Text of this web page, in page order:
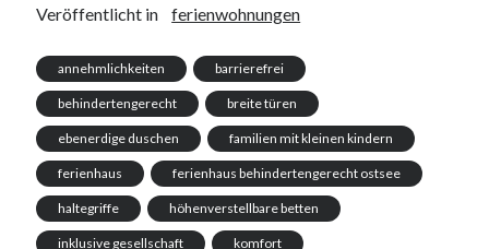
Veröffentlicht in ferienwohnungen
annehmlichkeiten barrierefrei
behindertengerecht breite türen
ebenerdige duschen familien mit kleinen kindern
ferienhaus ferienhaus behindertengerecht ostsee
haltegriffe höhenverstellbare betten
inklusive gesellschaft komfort